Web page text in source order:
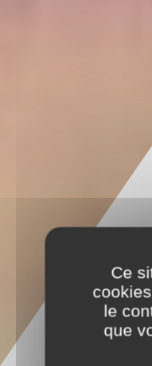
Ce
le
que